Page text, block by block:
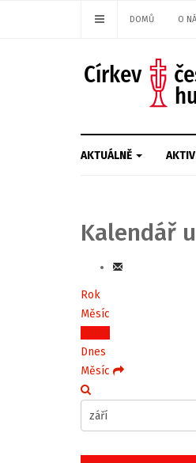
DOMŮ O
AKTUÁLNĚ
Kalendář
Rok
Měsíc
Týden
Dnes
Měsíc